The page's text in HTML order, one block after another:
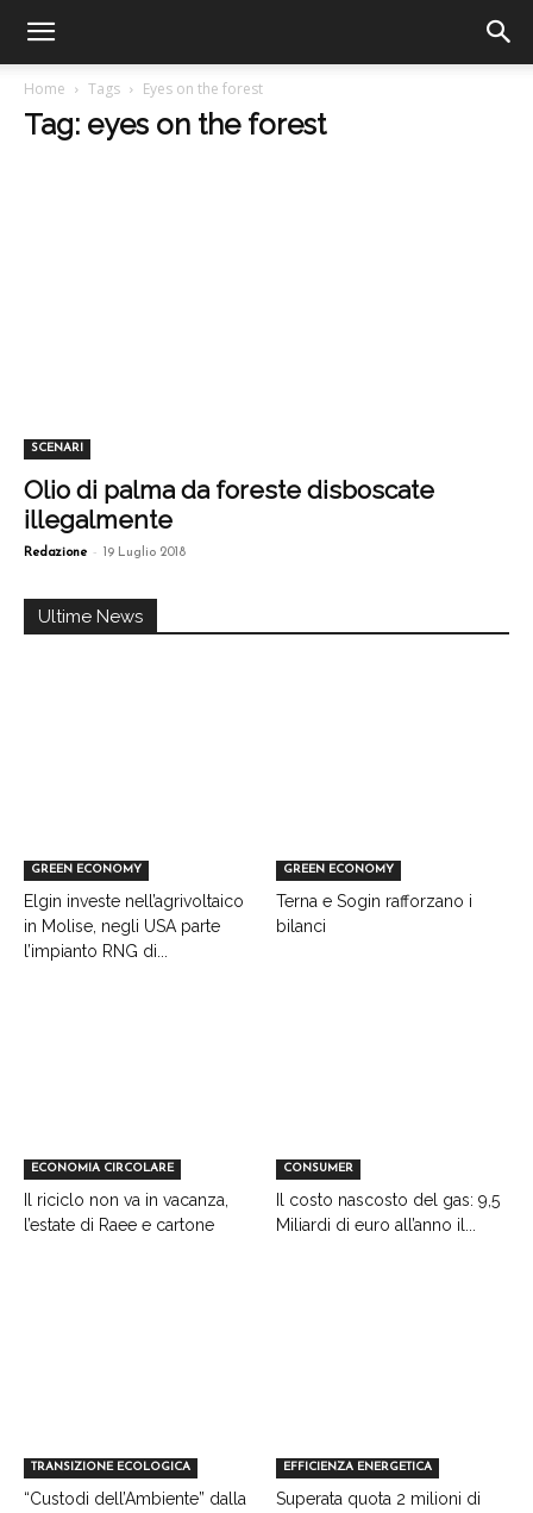
Home Tags Eyes on the forest
Tag: eyes on the forest
SCENARI
Olio di palma da foreste disboscate
illegalmente
Redazione - 19 Luglio 2018
Ultime News
GREEN ECONOMY
Elgin investe nell’agrivoltaico
in Molise, negli USA parte
l’impianto RNG di...
GREEN ECONOMY
Terna e Sogin rafforzano i
bilanci
ECONOMIA CIRCOLARE
Il riciclo non va in vacanza,
l’estate di Raee e cartone
CONSUMER
Il costo nascosto del gas: 9,5
Miliardi di euro all’anno il...
TRANSIZIONE ECOLOGICA
“Custodi dell’Ambiente” dalla
EFFICIENZA ENERGETICA
Superata quota 2 milioni di